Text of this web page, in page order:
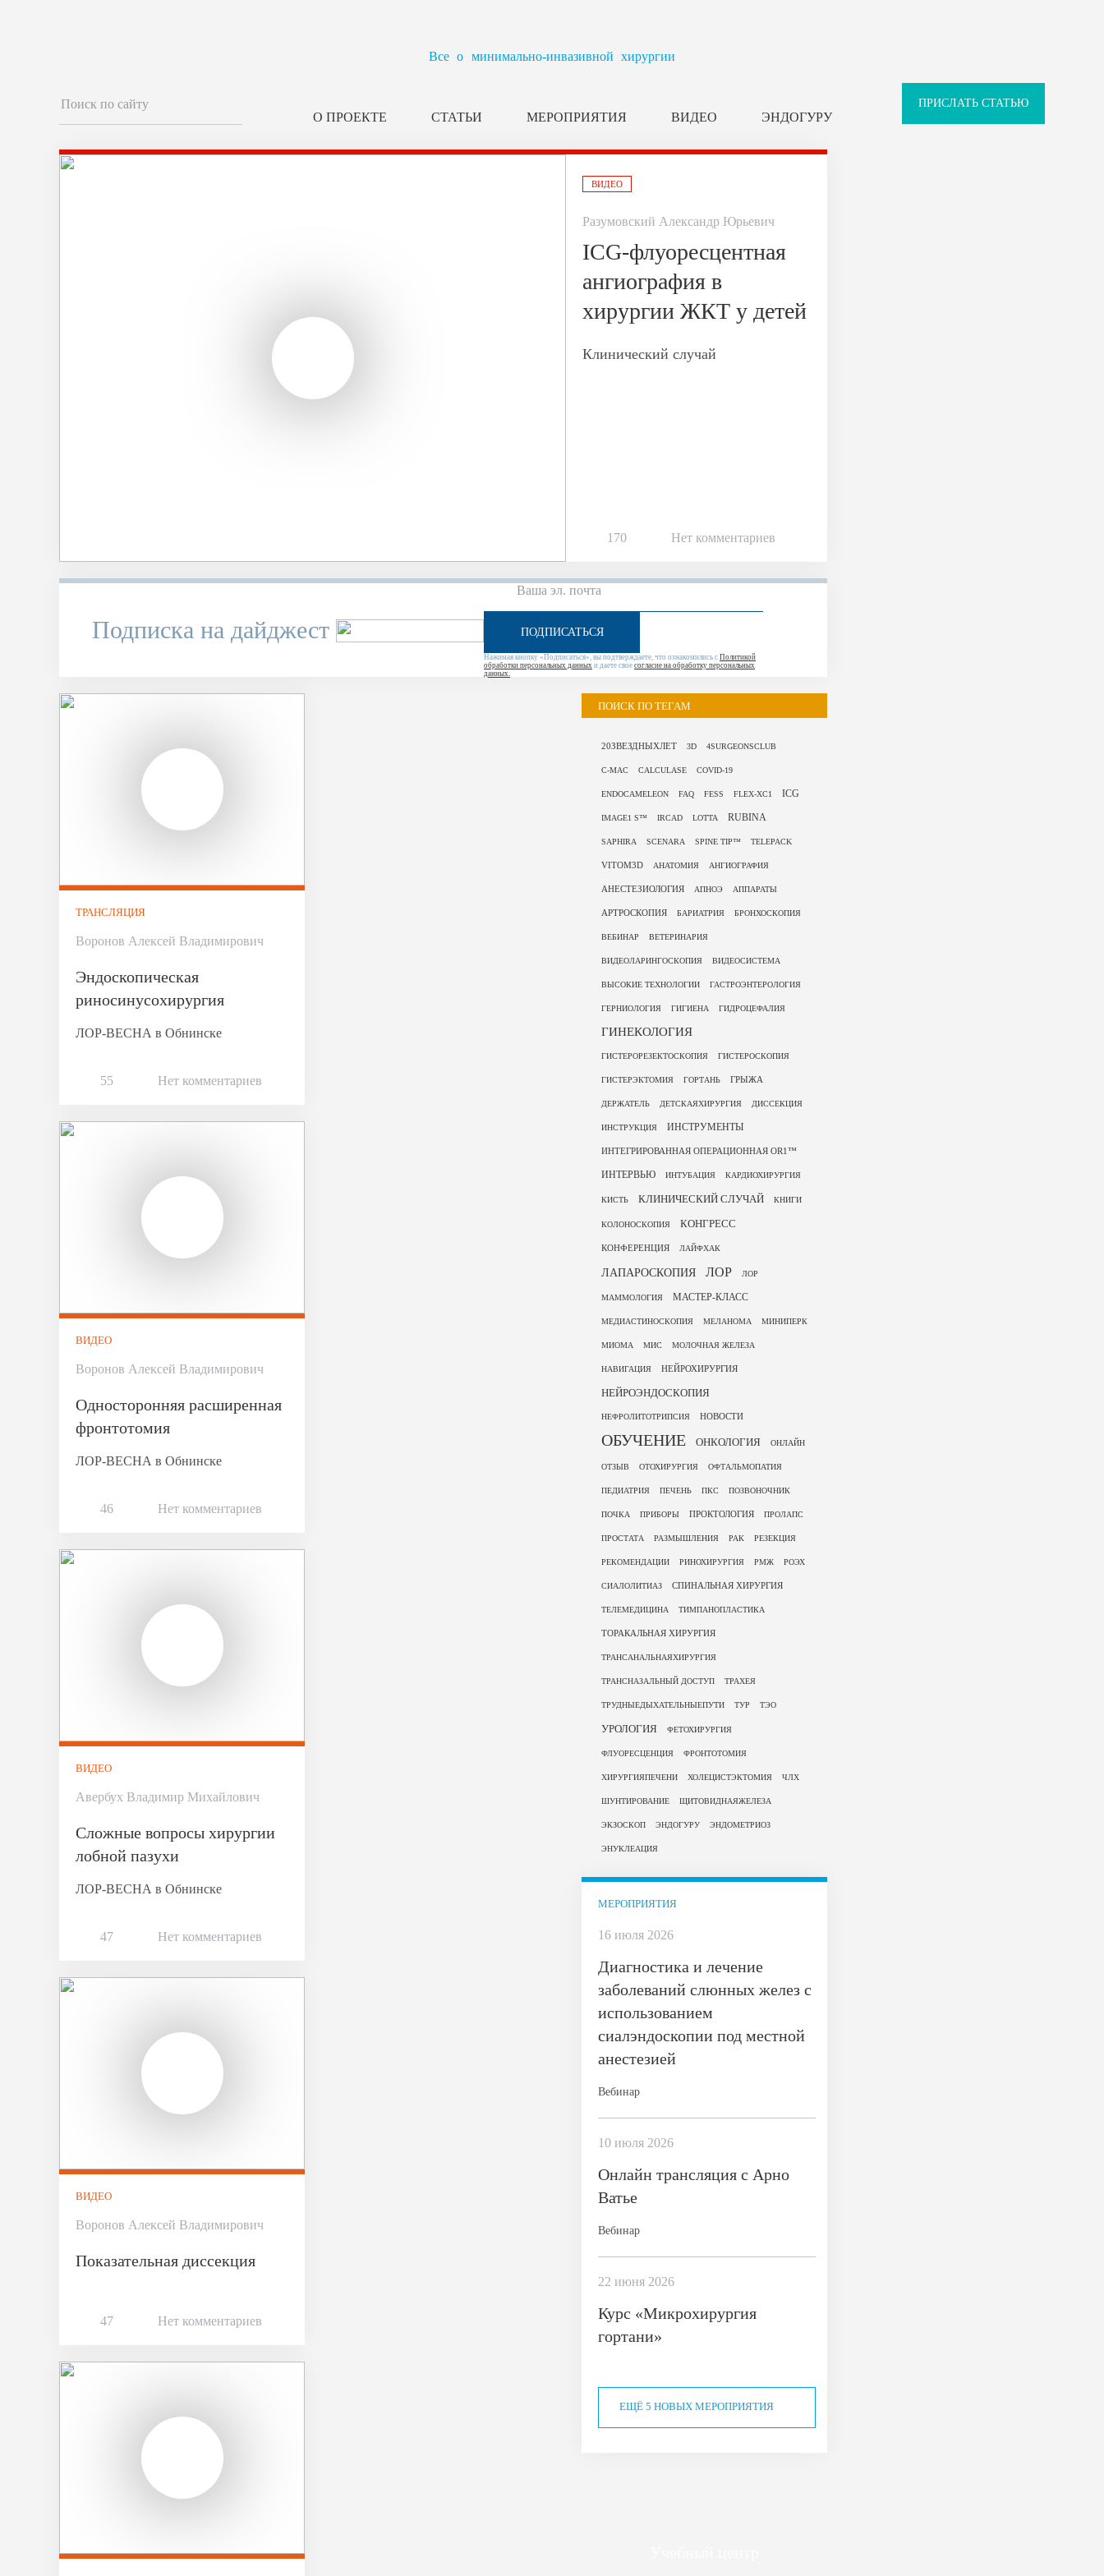
Все о минимально-инвазивной хирургии
О ПРОЕКТЕ СТАТЬИ МЕРОПРИЯТИЯ ВИДЕО ЭНДОГУРУ
ПРИСЛАТЬ СТАТЬЮ
ВИДЕО
Разумовский Александр Юрьевич
ICG-флуоресцентная
ангиография в
хирургии ЖКТ у детей
Клинический случай
170 Нет комментариев
Подписка на дайджест ПОДПИСАТЬСЯ
Нажимая кнопку «Подписаться», вы подтверждаете, что ознакомились с Политикой
обработки персональных данных и даете свое согласие на обработку персональных
данных.
ПОИСК ПО ТЕГАМ
20ЗВЕЗДНЫХЛЕТ 3D 4SURGEONSCLUB
C-MAC CALCULASE COVID-19
ENDOCAMELEON FAQ FESS FLEX-XC1 ICG
IMAGE1 S™ IRCAD LOTTA RUBINA
SAPHIRA SCENARA SPINE TIP™ TELEPACK
VITOM3D АНАТОМИЯ АНГИОГРАФИЯ
АНЕСТЕЗИОЛОГИЯ АПНОЭ АППАРАТЫ
АРТРОСКОПИЯ БАРИАТРИЯ БРОНХОСКОПИЯ
ВЕБИНАР ВЕТЕРИНАРИЯ
ВИДЕОЛАРИНГОСКОПИЯ ВИДЕОСИСТЕМА
ВЫСОКИЕ ТЕХНОЛОГИИ ГАСТРОЭНТЕРОЛОГИЯ
ГЕРНИОЛОГИЯ ГИГИЕНА ГИДРОЦЕФАЛИЯ
ГИНЕКОЛОГИЯ
ГИСТЕРОРЕЗЕКТОСКОПИЯ ГИСТЕРОСКОПИЯ
ГИСТЕРЭКТОМИЯ ГОРТАНЬ ГРЫЖА
ДЕРЖАТЕЛЬ ДЕТСКАЯХИРУРГИЯ ДИССЕКЦИЯ
ИНСТРУКЦИЯ ИНСТРУМЕНТЫ
ИНТЕГРИРОВАННАЯ ОПЕРАЦИОННАЯ OR1™
ИНТЕРВЬЮ ИНТУБАЦИЯ КАРДИОХИРУРГИЯ
КИСТЬ КЛИНИЧЕСКИЙ СЛУЧАЙ КНИГИ
КОЛОНОСКОПИЯ КОНГРЕСС
КОНФЕРЕНЦИЯ ЛАЙФХАК
ЛАПАРОСКОПИЯ ЛОР ЛОР
МАММОЛОГИЯ МАСТЕР-КЛАСС
МЕДИАСТИНОСКОПИЯ МЕЛАНОМА МИНИПЕРК
МИОМА МИС МОЛОЧНАЯ ЖЕЛЕЗА
НАВИГАЦИЯ НЕЙРОХИРУРГИЯ
НЕЙРОЭНДОСКОПИЯ
НЕФРОЛИТОТРИПСИЯ НОВОСТИ
ОБУЧЕНИЕ ОНКОЛОГИЯ ОНЛАЙН
ОТЗЫВ ОТОХИРУРГИЯ ОФТАЛЬМОПАТИЯ
ПЕДИАТРИЯ ПЕЧЕНЬ ПКС ПОЗВОНОЧНИК
ПОЧКА ПРИБОРЫ ПРОКТОЛОГИЯ ПРОЛАПС
ПРОСТАТА РАЗМЫШЛЕНИЯ РАК РЕЗЕКЦИЯ
РЕКОМЕНДАЦИИ РИНОХИРУРГИЯ РМЖ РОЭХ
СИАЛОЛИТИАЗ СПИНАЛЬНАЯ ХИРУРГИЯ
ТЕЛЕМЕДИЦИНА ТИМПАНОПЛАСТИКА
ТОРАКАЛЬНАЯ ХИРУРГИЯ
ТРАНСАНАЛЬНАЯХИРУРГИЯ
ТРАНСНАЗАЛЬНЫЙ ДОСТУП ТРАХЕЯ
ТРУДНЫЕДЫХАТЕЛЬНЫЕПУТИ ТУР ТЭО
УРОЛОГИЯ ФЕТОХИРУРГИЯ
ФЛУОРЕСЦЕНЦИЯ ФРОНТОТОМИЯ
ХИРУРГИЯПЕЧЕНИ ХОЛЕЦИСТЭКТОМИЯ ЧЛХ
ШУНТИРОВАНИЕ ЩИТОВИДНАЯЖЕЛЕЗА
ЭКЗОСКОП ЭНДОГУРУ ЭНДОМЕТРИОЗ
ЭНУКЛЕАЦИЯ
МЕРОПРИЯТИЯ
16 июля 2026
Диагностика и лечение
заболеваний слюнных желез с
использованием
сиалэндоскопии под местной
анестезией
Вебинар
10 июля 2026
Онлайн трансляция с Арно
Ватье
Вебинар
22 июня 2026
Курс «Микрохирургия
гортани»
ЕЩЁ 5 НОВЫХ МЕРОПРИЯТИЯ
ТРАНСЛЯЦИЯ
Воронов Алексей Владимирович
Эндоскопическая
риносинусохирургия
ЛОР-ВЕСНА в Обнинске
55 Нет комментариев
ВИДЕО
Воронов Алексей Владимирович
Односторонняя расширенная
фронтотомия
ЛОР-ВЕСНА в Обнинске
46 Нет комментариев
ВИДЕО
Авербух Владимир Михайлович
Сложные вопросы хирургии
лобной пазухи
ЛОР-ВЕСНА в Обнинске
47 Нет комментариев
ВИДЕО
Воронов Алексей Владимирович
Показательная диссекция
47 Нет комментариев